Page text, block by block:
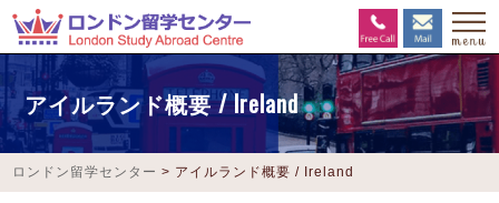
アイルランド概要 / Ireland
ロンドン留学センター > アイルランド概要 / Ireland